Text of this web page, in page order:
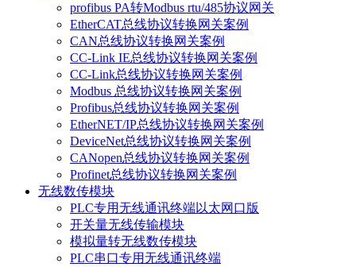
profibus PA转Modbus rtu/485协议网关
EtherCAT总线协议转换网关案例
CAN总线协议转换网关案例
CC-Link IE总线协议转换网关案例
CC-Link总线协议转换网关案例
Modbus 总线协议转换网关案例
Profibus总线协议转换网关案例
EtherNET/IP总线协议转换网关案例
DeviceNet总线协议转换网关案例
CANopen总线协议转换网关案例
Profinet总线协议转换网关案例
无线数传模块
PLC专用无线通讯终端以太网口版
开关量无线传输模块
模拟量转无线数传模块
PLC串口专用无线通讯终端